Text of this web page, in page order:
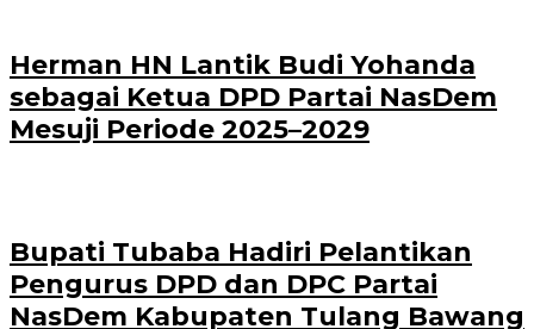
Herman HN Lantik Budi Yohanda
sebagai Ketua DPD Partai NasDem
Mesuji Periode 2025–2029
Bupati Tubaba Hadiri Pelantikan
Pengurus DPD dan DPC Partai
NasDem Kabupaten Tulang Bawang